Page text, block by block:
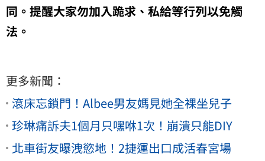
同。提醒大家勿加入跪求、私給等行列以免觸
法。
更多新聞：
滾床忘鎖門！Albee男友媽見她全裸坐兒子
珍琳痛訴夫1個月只嘿咻1次！崩潰只能DIY
北車街友曝洩慾地！2捷運出口成活春宮場